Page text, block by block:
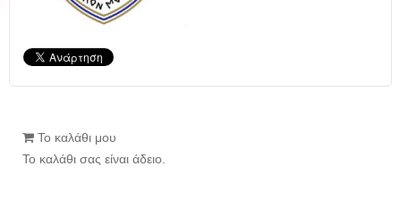
Το καλάθι μου
Το καλάθι σας είναι άδειο.